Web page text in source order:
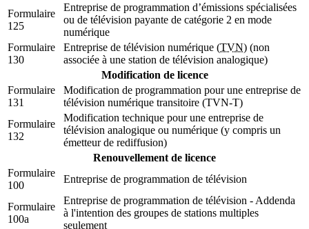
Formulaire
125
Entreprise de programmation d’émissions spécialisées
ou de télévision payante de catégorie 2 en mode
numérique
Formulaire
130
Entreprise de télévision numérique (TVN) (non
associée à une station de télévision analogique)
Modification de licence
Formulaire
131
Modification de programmation pour une entreprise de
télévision numérique transitoire (TVN-T)
Formulaire
132
Modification technique pour une entreprise de
télévision analogique ou numérique (y compris un
émetteur de rediffusion)
Renouvellement de licence
Formulaire
100
Entreprise de programmation de télévision
Formulaire
100a
Entreprise de programmation de télévision - Addenda
à l'intention des groupes de stations multiples
seulement